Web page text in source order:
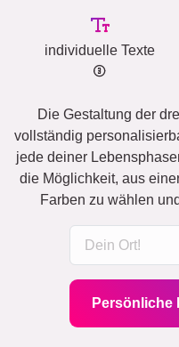
individuelle Texte
Die Gestaltung der
vollständig
jede deiner
die Möglichkeit, aus
Farben zu wählen
Persönliche